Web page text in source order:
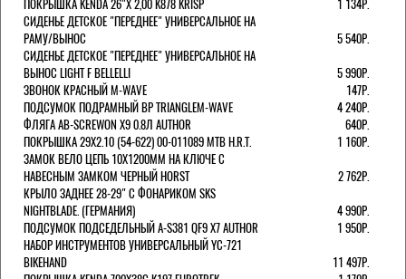
ПОКРЫШКА KENDA 26"Х 2,00 K878 KRISP
1 134Р.
СИДЕНЬЕ ДЕТСКОЕ "ПЕРЕДНЕЕ" УНИВЕРСАЛЬНОЕ НА
РАМУ/ВЫНОС
5 540Р.
СИДЕНЬЕ ДЕТСКОЕ "ПЕРЕДНЕЕ" УНИВЕРСАЛЬНОЕ НА
ВЫНОС LIGHT F BELLELLI
5 990Р.
ЗВОНОК КРАСНЫЙ M-WAVE
147Р.
ПОДСУМОК ПОДРАМНЫЙ BP TRIANGLEM-WAVE
4 240Р.
ФЛЯГА AB-SCREWON X9 0.8Л AUTHOR
640Р.
ПОКРЫШКА 29X2.10 (54-622) 00-011089 MTB H.R.T.
1 160Р.
ЗАМОК ВЕЛО ЦЕПЬ 10Х1200ММ НА КЛЮЧЕ С
НАВЕСНЫМ ЗАМКОМ ЧЕРНЫЙ HORST
2 762Р.
КРЫЛО ЗАДНЕЕ 28-29" С ФОНАРИКОМ SKS
NIGHTBLADE. (ГЕРМАНИЯ)
4 990Р.
ПОДСУМОК ПОДСЕДЕЛЬНЫЙ A-S381 QF9 X7 AUTHOR
1 950Р.
НАБОР ИНСТРУМЕНТОВ УНИВЕРСАЛЬНЫЙ YC-721
BIKEHAND
11 497Р.